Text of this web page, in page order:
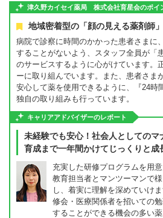
津久野カイセイ薬局 株式会社育星会のポイ
地域密着型の「顔の見える薬剤師」
病院で診察に時間のかかった患者さまに
することがないよう、スタッフ全員が「
のサービスするように心がけています。
ーに取り組んでいます。また、患者さま
安心して薬を使用できるように、『24時
独自の取り組みも行っています。
キャリアアドバイザーのレポート
未経験でも安心！社会人としてのマ
育成まで一年間かけてじっくりと成
充実した研修プログラムを用
教育担当者とマンツーマンで
し、着実に理解を深めていけ
修会・医療関係者を招いての
することができる機会の多い薬